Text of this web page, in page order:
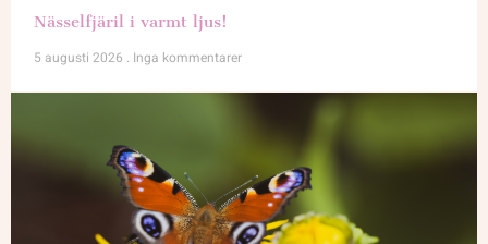
Nässelfjäril i varmt ljus!
5 augusti 2026
Inga kommentarer